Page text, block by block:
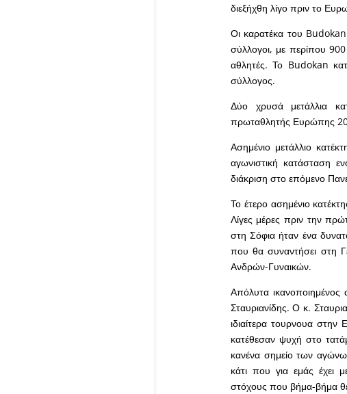
διεξήχθη λίγο πριν το
Οι καρατέκα του
σύλλογοι, με περίπου
αθλητές. Το Budokan
σύλλογος.
Δύο χρυσά μετάλλια
πρωταθλητής Ευρώπης
Ασημένιο μετάλλιο
αγωνιστική κατάσταση
διάκριση στο επόμενο
Το έτερο ασημένιο
Λίγες μέρες πριν την
στη Σόφια ήταν ένα
που θα συναντήσει στη
Ανδρών-Γυναικών.
Απόλυτα
Σταυριανίδης. Ο κ.
ιδιαίτερα τουρνουα
κατέθεσαν ψυχή στο
κανένα σημείο των
κάτι που για εμάς έχει
στόχους που βήμα-βήμα